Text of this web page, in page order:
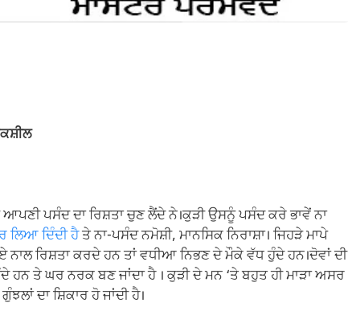
ਪਸੰਦ ਦਾ ਰਿਸ਼ਤਾ ਚੁਣ ਲੈਂਦੇ ਨੇ।ਕੁੜੀ ਉਸਨੂੰ ਪਸੰਦ ਕਰੇ ਭਾਵੇਂ ਨਾ
ਲਿਆ ਦਿੰਦੀ ਹੈਤੇ ਨਾ-ਪਸੰਦ ਨਮੋਸ਼ੀ, ਮਾਨਸਿਕ ਨਿਰਾਸ਼ਾ। ਜਿਹੜੇ ਮਾਪੇ
ਨਾਲ ਰਿਸ਼ਤਾ ਕਰਦੇ ਹਨ ਤਾਂ ਵਧੀਆ ਨਿਭਣ ਦੇ ਮੌਕੇ ਵੱਧ ਹੁੰਦੇ ਹਨ।ਦੋਵਾਂ ਦੀ
ਤੇ ਘਰ ਨਰਕ ਬਣ ਜਾਂਦਾ ਹੈ । ਕੁੜੀ ਦੇ ਮਨ ‘ਤੇ ਬਹੁਤ ਹੀ ਮਾੜਾ ਅਸਰ
ਦਾ ਸ਼ਿਕਾਰ ਹੋ ਜਾਂਦੀ ਹੈ।